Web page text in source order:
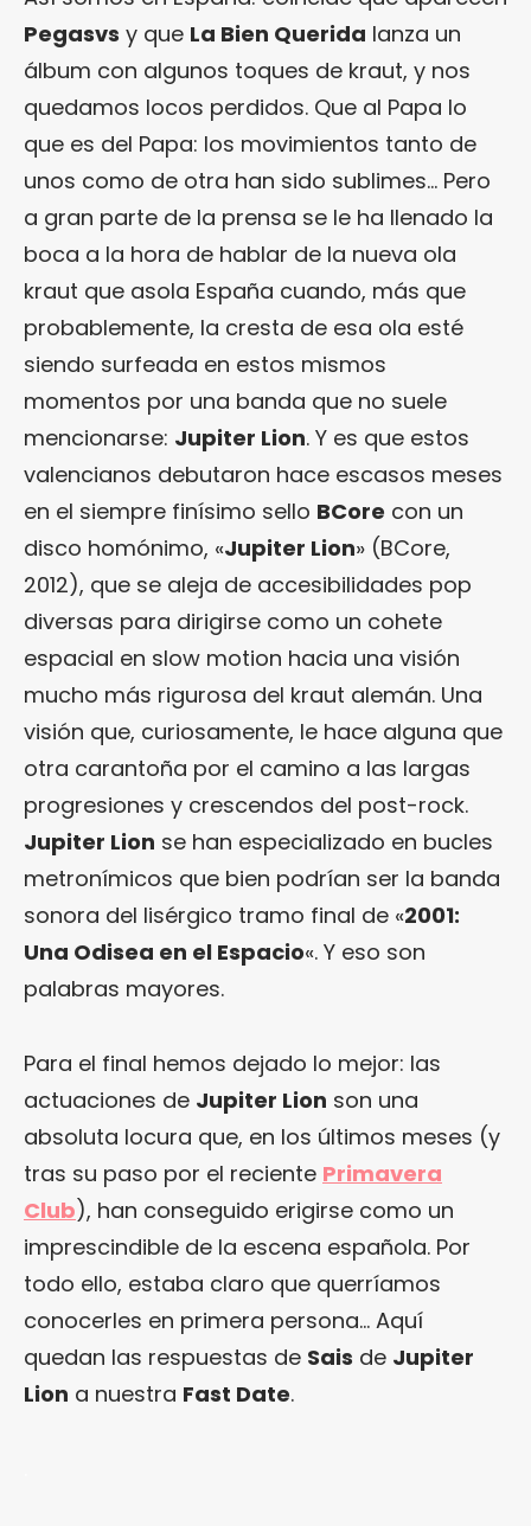
Pegasvs y que La Bien Querida lanza un
álbum con algunos toques de kraut, y nos
quedamos locos perdidos. Que al Papa lo
que es del Papa: los movimientos tanto de
unos como de otra han sido sublimes… Pero
a gran parte de la prensa se le ha llenado la
boca a la hora de hablar de la nueva ola
kraut que asola España cuando, más que
probablemente, la cresta de esa ola esté
siendo surfeada en estos mismos
momentos por una banda que no suele
mencionarse: Jupiter Lion. Y es que estos
valencianos debutaron hace escasos meses
en el siempre finísimo sello BCore con un
disco homónimo, «Jupiter Lion» (BCore,
2012), que se aleja de accesibilidades pop
diversas para dirigirse como un cohete
espacial en slow motion hacia una visión
mucho más rigurosa del kraut alemán. Una
visión que, curiosamente, le hace alguna que
otra carantoña por el camino a las largas
progresiones y crescendos del post-rock.
Jupiter Lion se han especializado en bucles
metronímicos que bien podrían ser la banda
sonora del lisérgico tramo final de «2001:
Una Odisea en el Espacio«. Y eso son
palabras mayores.
Para el final hemos dejado lo mejor: las
actuaciones de Jupiter Lion son una
absoluta locura que, en los últimos meses (y
tras su paso por el reciente Primavera
Club), han conseguido erigirse como un
imprescindible de la escena española. Por
todo ello, estaba claro que querríamos
conocerles en primera persona… Aquí
quedan las respuestas de Sais de Jupiter
Lion a nuestra Fast Date.